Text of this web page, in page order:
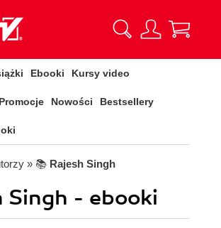
Ebooki Kursy video
Promocje Nowości Bestsellery
» 📚 Rajesh Singh
Singh - ebooki